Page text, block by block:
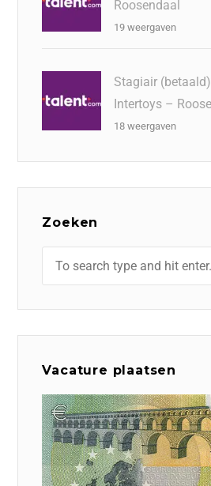
Roosendaal
19 weergaven
Stagiair
Intertoys –
18 weergaven
Zoeken
Vacature plaatsen